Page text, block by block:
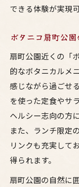
できる体験が実現可
ボタニコ扇町公
扇町公園近くの「
的なボタニカルメ
感じながら過ごせ
を使った定食やサ
ヘルシー志向の方
また、ランチ限定
リンクも充実して
得られます。
扇町公園の自然に